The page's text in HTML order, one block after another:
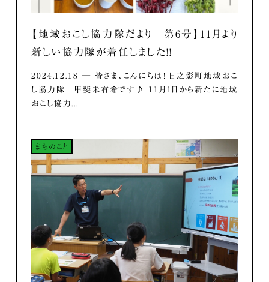
【地域おこし協力隊だより 第6号】11月より
新しい協力隊が着任しました！！
2024.12.18 ― 皆さま、こんにちは！ 日之影町地域おこ
し協力隊 甲斐未有希です♪ 11月1日から新たに地域
おこし協力...
まちのこと